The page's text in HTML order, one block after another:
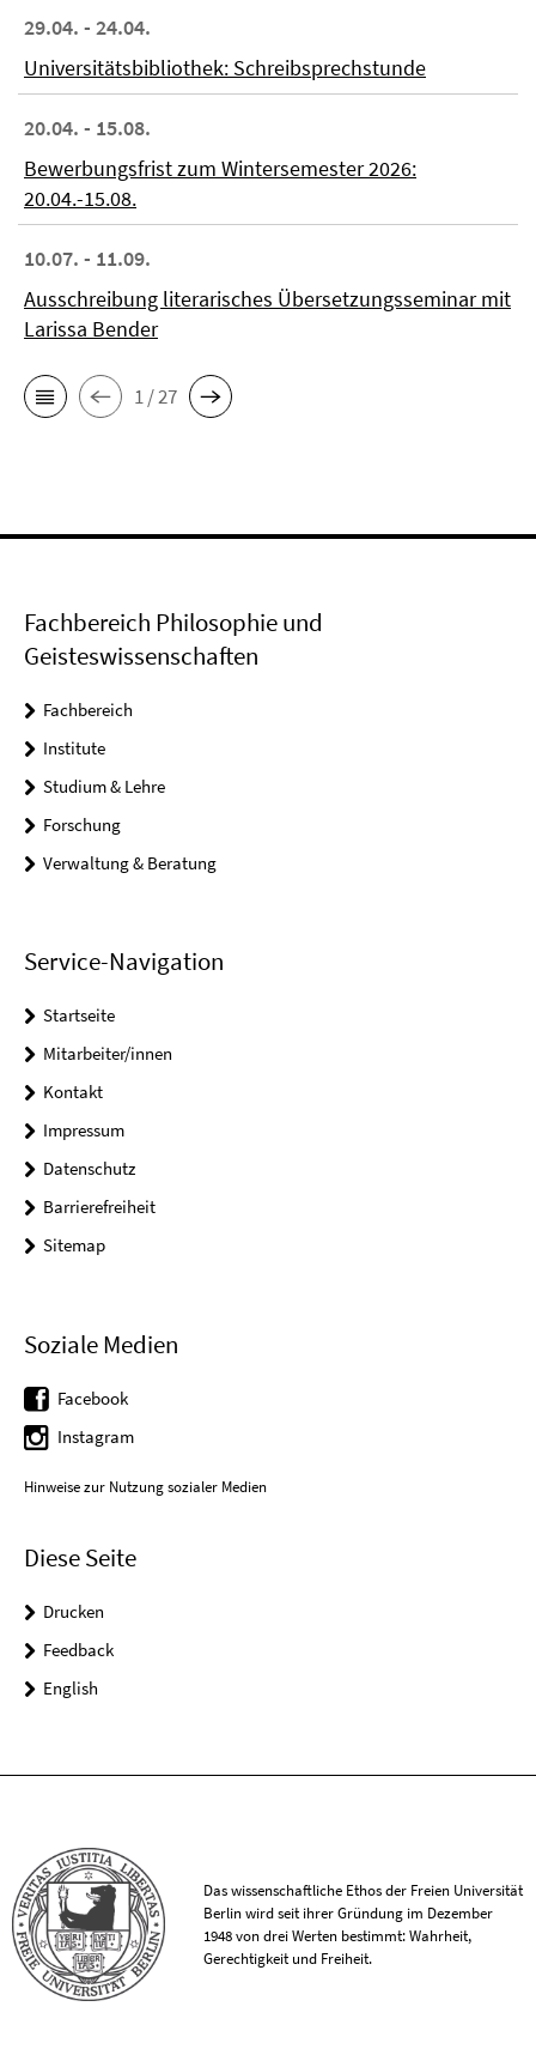
29.04. - 24.04.
Universitätsbibliothek: Schreibsprechstunde
20.04. - 15.08.
Bewerbungsfrist zum Wintersemester 2026:
20.04.-15.08.
10.07. - 11.09.
Ausschreibung literarisches Übersetzungsseminar mit
Larissa Bender
1 / 27
Fachbereich Philosophie und
Geisteswissenschaften
Fachbereich
Institute
Studium & Lehre
Forschung
Verwaltung & Beratung
Service-Navigation
Startseite
Mitarbeiter/innen
Kontakt
Impressum
Datenschutz
Barrierefreiheit
Sitemap
Soziale Medien
Facebook
Instagram
Hinweise zur Nutzung sozialer Medien
Diese Seite
Drucken
Feedback
English
Das wissenschaftliche Ethos der Freien Universität
Berlin wird seit ihrer Gründung im Dezember
1948 von drei Werten bestimmt: Wahrheit,
Gerechtigkeit und Freiheit.